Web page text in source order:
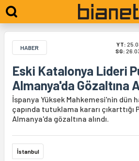
HABER YT:
SG:
Eski Katalonya Lideri
Almanya'da Gözaltına
İspanya Yüksek Mahkemesi'nin dün
çapında tutuklama kararı çıkarttığı
Almanya'da gözaltına alındı.
İstanbul